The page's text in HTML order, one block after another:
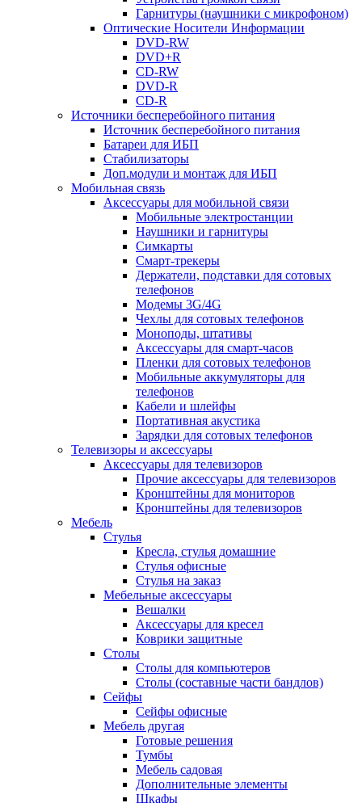
Гарнитуры (наушники с микрофоном)
Оптические Носители Информации
DVD-RW
DVD+R
CD-RW
DVD-R
CD-R
Источники бесперебойного питания
Источник бесперебойного питания
Батареи для ИБП
Стабилизаторы
Доп.модули и монтаж для ИБП
Мобильная связь
Аксессуары для мобильной связи
Мобильные электростанции
Наушники и гарнитуры
Симкарты
Смарт-трекеры
Держатели, подставки для сотовых
телефонов
Модемы 3G/4G
Чехлы для сотовых телефонов
Моноподы, штативы
Аксессуары для смарт-часов
Пленки для сотовых телефонов
Мобильные аккумуляторы для
телефонов
Кабели и шлейфы
Портативная акустика
Зарядки для сотовых телефонов
Телевизоры и аксессуары
Аксессуары для телевизоров
Прочие аксессуары для телевизоров
Кронштейны для мониторов
Кронштейны для телевизоров
Мебель
Стулья
Кресла, стулья домашние
Стулья офисные
Стулья на заказ
Мебельные аксессуары
Вешалки
Аксессуары для кресел
Коврики защитные
Столы
Столы для компьютеров
Столы (составные части бандлов)
Сейфы
Сейфы офисные
Мебель другая
Готовые решения
Тумбы
Мебель садовая
Дополнительные элементы
Шкафы